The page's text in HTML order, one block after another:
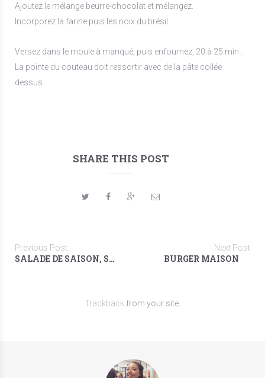
Ajoutez le mélange beurre-chocolat et mélangez.
Incorporez la farine puis les noix du brésil.
Versez dans le moule à manqué, puis enfournez, 20 à 25 min .
La pointe du couteau doit ressortir avec de la pâte collée
dessus.
SHARE THIS POST
Previous Post
SALADE DE SAISON, SAVEURS D'ASIE
Next Post
BURGER MAISON
Trackback from your site.